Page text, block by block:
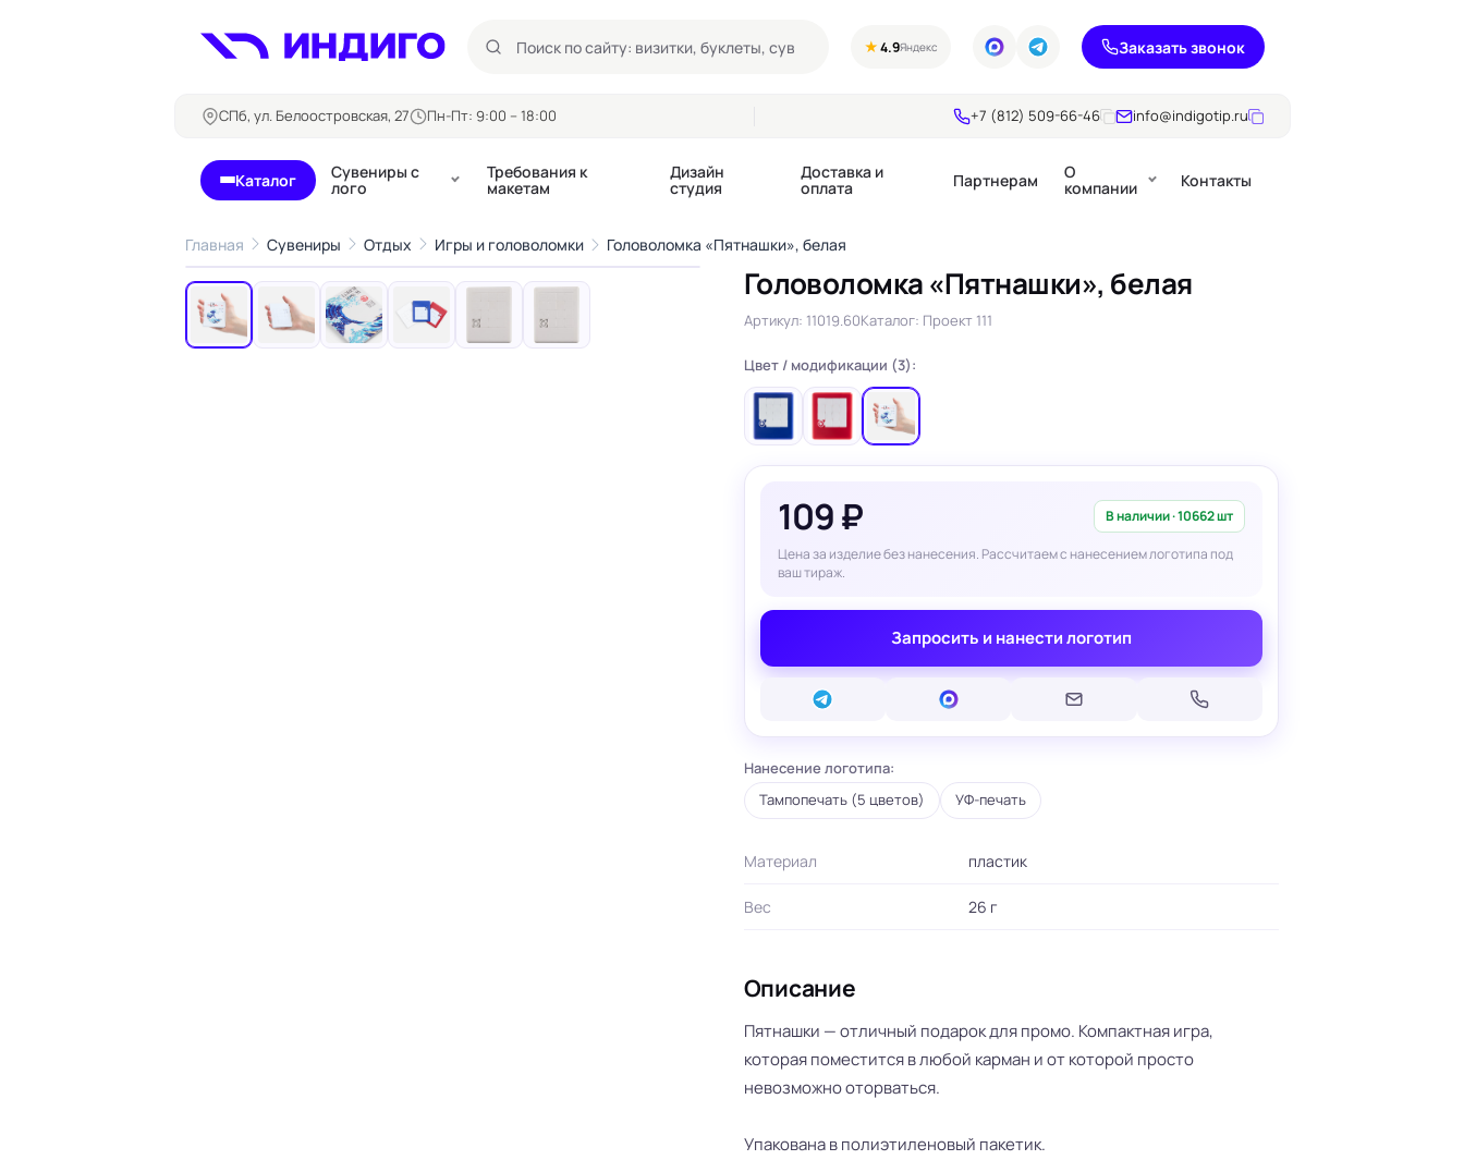
★4.9Яндекс Заказать звонок
СПб, ул. Белоостровская, 27 Пн-Пт: 9:00 – 18:00 +7 (812) 509-66-46 info@indigotip.ru
Каталог
Бланки и формуляры
Блокноты
Бейджи
Билеты, купоны
Буклеты
Календари настольные
Календари Трио
Диспенсеры
Некхенгеры
Флажки бумажные
Ценники
Шелфтокеры
Готовые бумажные пакеты
Картонные коробки
Шуберы, обечайки
Печать на фотобумаге
пленке
Стенды
Баннеры
Печать на холсте
Печать на кепках
Печать на шопперах
Печать на футболках
Сувениры с
лого
Требования к
макетам
Дизайн
студия
Доставка и
оплата Партнерам О
компании Контакты
Главная Сувениры Отдых Игры и головоломки Головоломка «Пятнашки», белая
‹ ›
1/6
Головоломка «Пятнашки», белая
Артикул: 11019.60Каталог: Проект 111
Цвет / модификации (3):
109 ₽ В наличии · 10662 шт
Цена за изделие без нанесения. Рассчитаем с нанесением логотипа под
ваш тираж.
Запросить и нанести логотип
Нанесение логотипа:
Тампопечать (5 цветов) УФ-печать
Материал пластик
Вес 26 г
Описание
Пятнашки — отличный подарок для промо. Компактная игра,
которая поместится в любой карман и от которой просто
невозможно оторваться.
Упакована в полиэтиленовый пакетик.